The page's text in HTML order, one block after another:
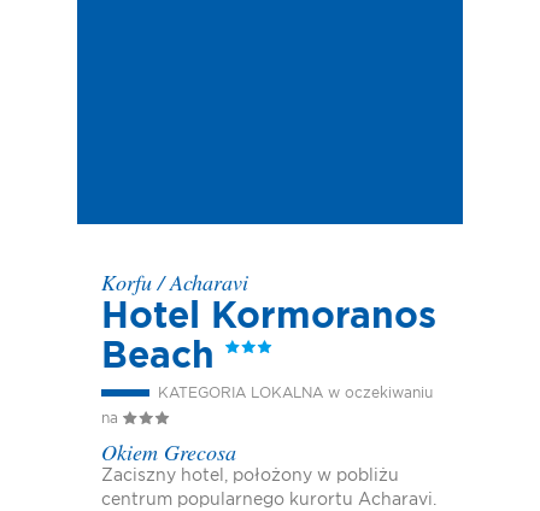
Korfu/Acharavi
Hotel Kormoranos
Beach
KATEGORIA LOKALNA w oczekiwaniu
na
Okiem Grecosa
Zaciszny hotel, położony w pobliżu
centrum popularnego kurortu Acharavi.